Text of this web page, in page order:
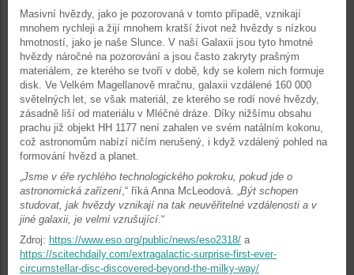
Masivní hvězdy, jako je pozorovaná v tomto případě, vznikají
mnohem rychleji a žijí mnohem kratší život než hvězdy s nízkou
hmotností, jako je naše Slunce. V naší Galaxii jsou tyto hmotné
hvězdy náročné na pozorování a jsou často zakryty prašným
materiálem, ze kterého se tvoří v době, kdy se kolem nich formuje
disk. Ve Velkém Magellanově mračnu, galaxii vzdálené 160 000
světelných let, se však materiál, ze kterého se rodí nové hvězdy,
zásadně liší od materiálu v Mléčné dráze. Díky nižšímu obsahu
prachu již objekt HH 1177 není zahalen ve svém natálním kokonu,
což astronomům nabízí ničím nerušený, i když vzdálený pohled na
formování hvězd a planet.
„Jsme v éře rychlého technologického pokroku, pokud jde o
astronomická zařízení,“ říká Anna McLeodová. „Být schopen
studovat, jak hvězdy vznikají na tak neuvěřitelné vzdálenosti a v
jiné galaxii, je velmi vzrušující.“
Zdroj: https://www.eso.org/public/news/eso2318/ a
https://scitechdaily.com/extragalactic-surprise-first-ever-
circumstellar-disc-discovered-beyond-the-milky-way/